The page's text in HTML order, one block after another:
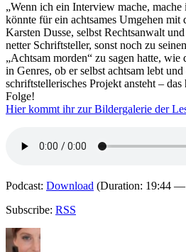
„Wenn ich ein Interview mache,
könnte für ein achtsames Umgehen
Karsten Dusse, selbst Rechtsanwalt
netter Schriftsteller, sonst noch zu
„Achtsam morden“ zu sagen hatte,
in Genres, ob er selbst achtsam lebt und
schriftstellerisches Projekt ansteht –
Folge!
Hier kommt ihr zur Bildergalerie der
Podcast: Download (Duration: 19:44
Subscribe: RSS
Autor